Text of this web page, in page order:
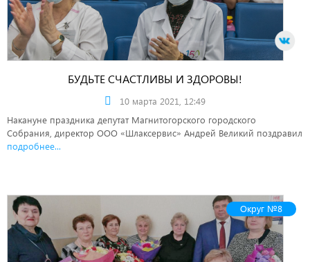
БУДЬТЕ СЧАСТЛИВЫ И ЗДОРОВЫ!
10 марта 2021, 12:49
Накануне праздника депутат Магнитогорского городского
Собрания, директор ООО «Шлаксервис» Андрей Великий поздравил
подробнее...
Округ №8